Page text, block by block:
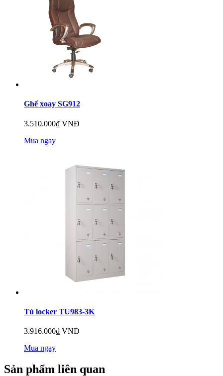
Ghế xoay SG912
3.510.000₫ VNĐ
Mua ngay
Tủ locker TU983-3K
3.916.000₫ VNĐ
Mua ngay
Sản phẩm liên quan